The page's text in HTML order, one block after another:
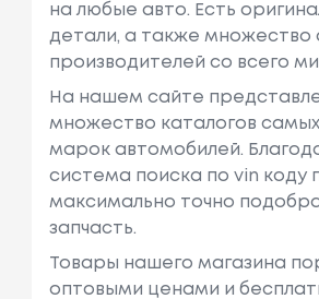
на любые авто. Есть
детали, а также множество
производителей со всего
На нашем сайте
множество каталогов
марок автомобилей.
система поиска по vin коду
максимально точно
запчасть.
Товары нашего магазина
оптовыми ценами и